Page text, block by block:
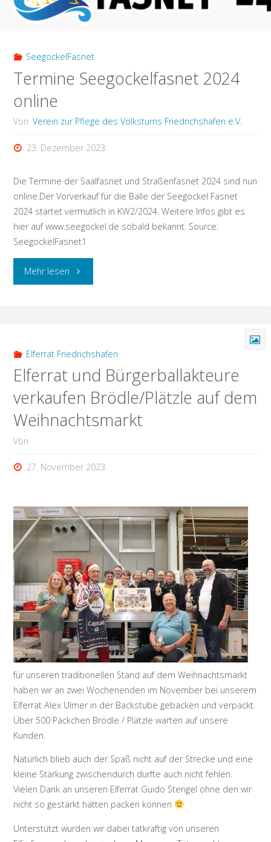
2024
startet
SeegockelFasnet
Termine Seegockelfasnet 2024
online
Von Verein zur Pflege des Volkstums Friedrichshafen e.V.
23. Dezember 2023
Die Termine der Saalfasnet und Straßenfasnet 2024 sind nun
online.Der Vorverkauf für die Bälle der Seegockel Fasnet
2024 startet vermutlich in KW2/2024. Weitere Infos gibt es
hier auf www.seegockel.de sobald bekannt. Source:
SeegockelFasnet1
Mehr lesen"Termine
online"
Elferrat Friedrichshafen
Elferrat und Bürgerballakteure
verkaufen Brödle/Plätzle auf dem
Weihnachtsmarkt
Von
27. November 2023
für unseren traditionellen Stand auf dem Weihnachtsmarkt
haben wir an zwei Wochenenden im November bei unserem
Elferrat Alex Ulmer in der Backstube gebacken und verpackt.
Über 500 Päckchen Brödle / Plätzle warten auf unsere
Kunden.
Natürlich blieb auch der Spaß nicht auf der Strecke und eine
kleine Stärkung zwischendurch durfte auch nicht fehlen.
Vielen Dank an unseren Elferrat Guido Stengel ohne den wir
nicht so gestärkt hätten packen können
Unterstützt wurden wir dabei tatkräftig von unseren